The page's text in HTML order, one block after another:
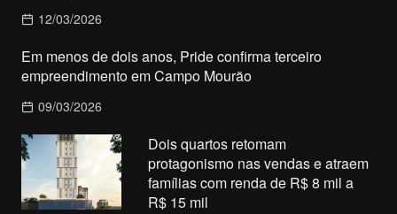
12/03/2026
Em menos de dois anos, Pride confirma terceiro
empreendimento em Campo Mourão
09/03/2026
Dois quartos retomam
protagonismo nas vendas e atraem
famílias com renda de R$ 8 mil a
R$ 15 mil